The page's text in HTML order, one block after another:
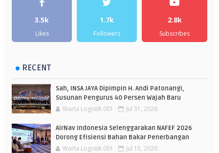
3.5k
Likes
1.7k
Followers
2.8k
Subscribes
RECENT
Sah, INSA JAYA Dipimpin H. Andi Patonangi,
Susunan Pengurus 40 Persen Wajah Baru
Warta Logistik 001 Jul 31, 2026
AirNav Indonesia Selenggarakan NAFEF 2026
Dorong Efisiensi Bahan Bakar Penerbangan
Warta Logistik 001 Jul 15, 2026